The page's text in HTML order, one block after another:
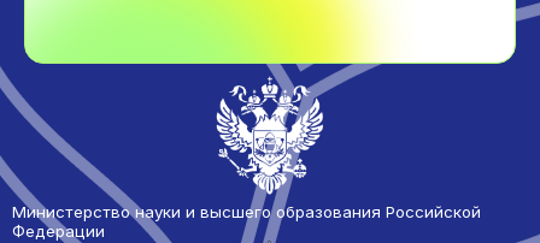
Министерство науки и высшего образования Российской
Федерации